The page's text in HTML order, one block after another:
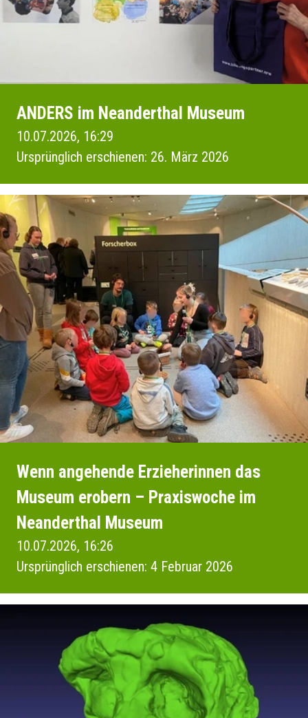
ANDERS im Neanderthal Museum
10.07.2026, 16:29
Ursprünglich erschienen: 26. März 2026
Wenn angehende Erzieherinnen das
Museum erobern – Praxiswoche im
Neanderthal Museum
10.07.2026, 16:26
Ursprünglich erschienen: 4 Februar 2026